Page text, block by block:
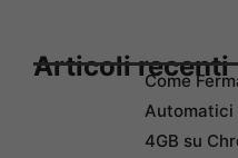
Articoli recenti
Come
Automatici
4GB su